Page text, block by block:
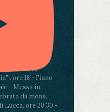
- Lucca, Scuola
Castruccio
murales in
dal Liceo
. ore 18 - Fiano
- Messa in
da mons.
Lucca. ore 20.30 -